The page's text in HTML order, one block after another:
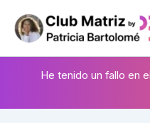
contenido
He tenido un fallo en